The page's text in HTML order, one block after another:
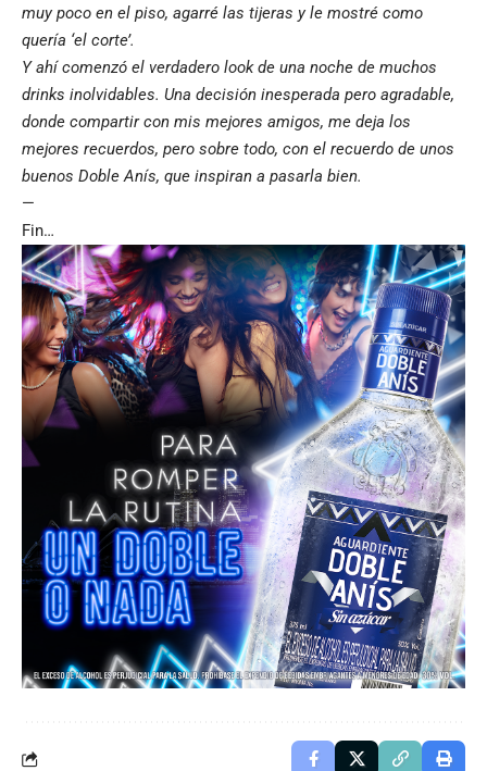
muy poco en el piso, agarré las tijeras y le mostré como
quería ‘el corte’.
Y ahí comenzó el verdadero look de una noche de muchos
drinks inolvidables. Una decisión inesperada pero agradable,
donde compartir con mis mejores amigos, me deja los
mejores recuerdos, pero sobre todo, con el recuerdo de unos
buenos Doble Anís, que inspiran a pasarla bien.
—
Fin…